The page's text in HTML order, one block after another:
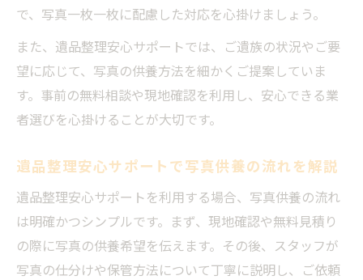
で、写真一枚一枚に配慮した対応を心掛けましょう。
また、遺品整理安心サポートでは、ご遺族の状況やご要
望に応じて、写真の供養方法を細かくご提案していま
す。事前の無料相談や現地確認を利用し、安心できる業
者選びを心掛けることが大切です。
遺品整理安心サポートで写真供養の流れを解説
遺品整理安心サポートを利用する場合、写真供養の流れ
は明確かつシンプルです。まず、現地確認や無料見積り
の際に写真の供養希望を伝えます。その後、スタッフが
写真の仕分けや保管方法について丁寧に説明し、ご依頼